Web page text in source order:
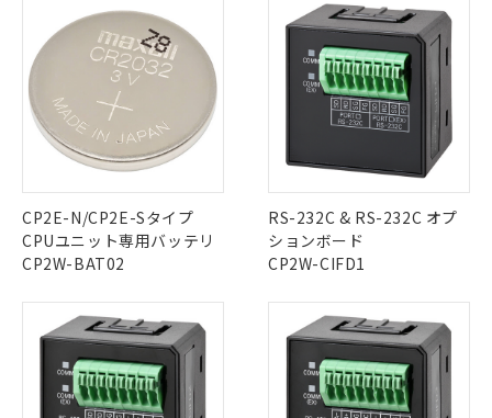
CP2E-N/CP2E-Sタイプ
CPUユニット専用バッテリ
CP2W-BAT02
RS-232C & RS-232C オプ
ションボード
CP2W-CIFD1
本サービスは、当社制御機器事業取扱
商品の当社在庫状況および標準価格
(税抜)を提供させていただくもので
当社制御機器事業取扱商品の中には、
本サービスの対象外となる商品もある
ことをご了承ください。
在庫状況および標準価格照会結果は、
記載している更新日時点での社内デー
タに基づき作成されるものであり、閲
覧された時点での実際の在庫および標
了承ください。
正式な納期状況および標準価格はお客
様のお取引先、またはお客様担当のオ
ムロン制御機器販売店・当社販売員に
ご相談ください。
調査・確認中：EU RoHS指令（10物質）の
非含有の対応状況を調査中または確認中の
商品です。
非該当品：ライセンス料など無形物で、有
害物質有無と関係のない商品です。
仕入先様の事情により、非含有部品として
いたものが、含有品と判明した場合などや
むを得ず変更することがあります。
*EU RoHS指令（10物質）：
鉛(Pb) 1000ppm以下、 水銀(Hg) 1000ppm以下、 カド
ミウム(Cd) 100ppm以下、
六価クロム(Cr(Ⅵ)) 1000ppm以下、ポリ臭化ビフェニル
(PBDE) 1000ppm以下、フタル酸ビス(2-エチルヘキシ
ル) (DEHP)(別名：DOP) 1000ppm以下、フタル酸ブチ
ルベンジル（BBP） 1000ppm以下、フタル酸ジブチル
（DBP） 1000ppm以下、フタル酸ジイソブチル
(DIBP) 1000ppm以下
但し、RoHS指令で産業用監視および制御機器に対する
適用除外項目は除く。
※1 中国RoHS○×表
「○」：最大均質材料含有率が中国RoHSの
基準値以下であることを示します。
「×」：最大均質材料含有率が中国RoHSの
基準値を超えていることを示します。
「－」：未確認です。当社販売部門へお問
い合わせください。
*中国RoHS10物質の基準値 (GB/T26572)：
Pb(鉛) :1000ppm、 Hg(水銀) : 1000ppm、 Cd(カドミウ
ル類) : 1000ppm、
DBP(フタル酸ジブチル) : 1000ppm、 DIBP(フタル酸ジ
イソブチル) : 1000ppm、 BBP(フタル酸ブチルベンジ
ル) : 1000ppm、
DEHP(フタル酸ビス(2-エチルヘキシル)) : 1000ppm
当社は、これら貴社製品のうち、外国
（以下｢規制貨物等」という）を輸出
または国外への提供する場合は、日本
国政府の輸出許可(または役務取引許
可)を取得するなどの必要な手続きを
とります。
当社は規制貨物を破棄する場合は、完
全に破砕するなど、違法に輸出されな
いよう必要な手段を講じます。
当社は貴社製品を、核兵器、ミサイ
ル、化学兵器、生物兵器またはその他
記
号
説明
△ 一定数には満たないが在庫あり